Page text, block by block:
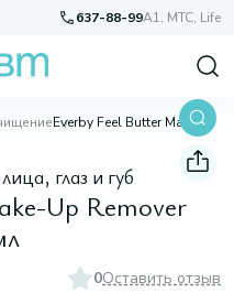
637-88-99A1, МТС, Life
Everby Feel Butter Make-Up Remover Cleansing Balm, 100 мл
глаз и губ
Up Remover
0Оставить отзыв